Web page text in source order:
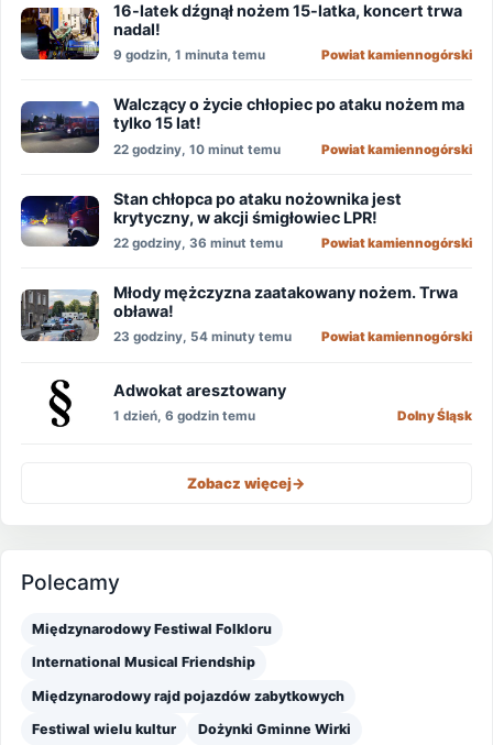
16-latek dźgnął nożem 15-latka, koncert trwa
nadal!
9 godzin, 1 minuta temu Powiat kamiennogórski
Walczący o życie chłopiec po ataku nożem ma
tylko 15 lat!
22 godziny, 10 minut temu Powiat kamiennogórski
Stan chłopca po ataku nożownika jest
krytyczny, w akcji śmigłowiec LPR!
22 godziny, 36 minut temu Powiat kamiennogórski
Młody mężczyzna zaatakowany nożem. Trwa
obława!
23 godziny, 54 minuty temu Powiat kamiennogórski
Adwokat aresztowany
1 dzień, 6 godzin temu Dolny Śląsk
Zobacz więcej->
Polecamy
Międzynarodowy Festiwal Folkloru
International Musical Friendship
Międzynarodowy rajd pojazdów zabytkowych
Festiwal wielu kultur Dożynki Gminne Wirki